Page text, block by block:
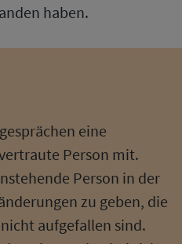
haben.
eine
Person mit.
Person in der
zu geben, die
aufgefallen sind.